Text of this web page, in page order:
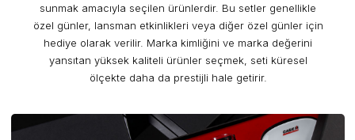
sunmak amacıyla seçilen ürünlerdir. Bu setler genellikle
özel günler, lansman etkinlikleri veya diğer özel günler için
hediye olarak verilir. Marka kimliğini ve marka değerini
yansıtan yüksek kaliteli ürünler seçmek, seti küresel
ölçekte daha da prestijli hale getirir.